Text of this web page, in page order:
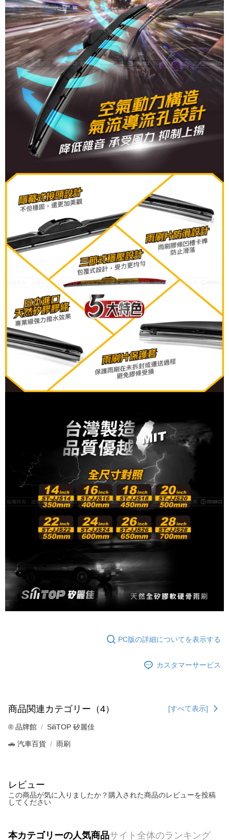
PC版の詳細についてを表示する
カスタマーサービス
商品関連カテゴリー（4） [すべて表示]
®️ 品牌館 SiliTOP 矽麗佳
🚗 汽車百貨 雨刷
レビュー
この商品が気に入りましたか？購入された商品のレビューを投稿
してください
本カテゴリーの人気商品サイト全体のランキング